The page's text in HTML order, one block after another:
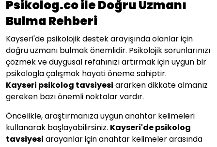
Psikolog.co ile Doğru Uzmanı
Bulma Rehberi
Kayseri'de psikolojik destek arayışında olanlar için
doğru uzmanı bulmak önemlidir. Psikolojik sorunlarınızı
çözmek ve duygusal refahınızı artırmak için uygun bir
psikologla çalışmak hayati öneme sahiptir.
Kayseri psikolog tavsiyesi ararken dikkate almanız
gereken bazı önemli noktalar vardır.
Öncelikle, araştırmanıza uygun anahtar kelimeleri
kullanarak başlayabilirsiniz. Kayseri'de psikolog
tavsiyesi arayanlar için anahtar kelimeler arasında